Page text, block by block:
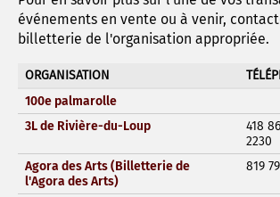
événements en vente ou à venir,
billetterie de l'organisation appropriée.
ORGANISATION
100e palmarolle
3L de Rivière-du-Loup
418
2230
Agora des Arts (Billetterie de
l'Agora des Arts)
819